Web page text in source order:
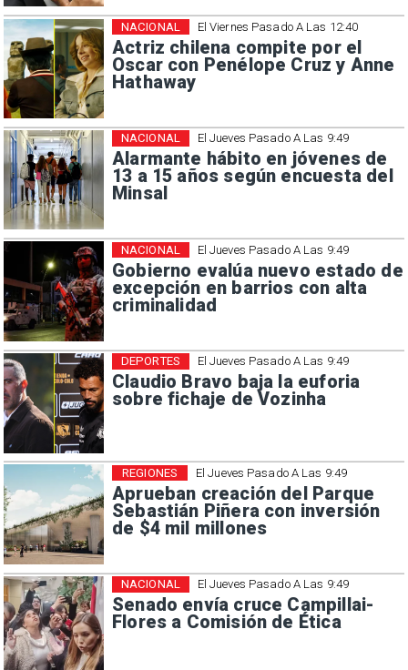
El Viernes Pasado A Las 12:40
Actriz chilena compite por el
Oscar con Penélope Cruz y Anne
Hathaway
NACIONAL
El Jueves Pasado A Las 9:49
Alarmante hábito en jóvenes de
13 a 15 años según encuesta del
Minsal
NACIONAL
El Jueves Pasado A Las 9:49
Gobierno evalúa nuevo estado de
excepción en barrios con alta
criminalidad
NACIONAL
El Jueves Pasado A Las 9:49
Claudio Bravo baja la euforia
sobre fichaje de Vozinha
DEPORTES
El Jueves Pasado A Las 9:49
Aprueban creación del Parque
Sebastián Piñera con inversión
de $4 mil millones
REGIONES
El Jueves Pasado A Las 9:49
Senado envía cruce Campillai-
Flores a Comisión de Ética
NACIONAL